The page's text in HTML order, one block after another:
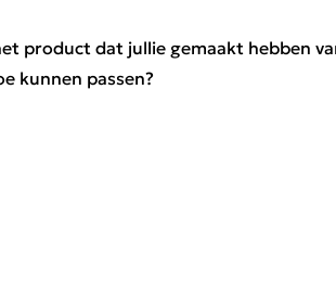
product dat jullie gemaakt hebben
kunnen passen?